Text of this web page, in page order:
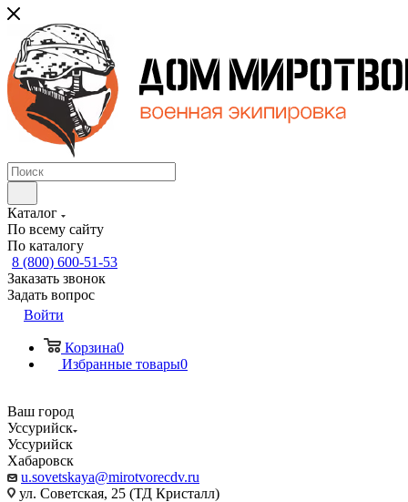
Каталог
По всему сайту
По каталогу
8 (800) 600-51-53
Заказать звонок
Задать вопрос
Войти
Корзина0
Избранные товары0
Ваш город
Уссурийск
Уссурийск
Хабаровск
u.sovetskaya@mirotvorecdv.ru
ул. Советская, 25 (ТД Кристалл)